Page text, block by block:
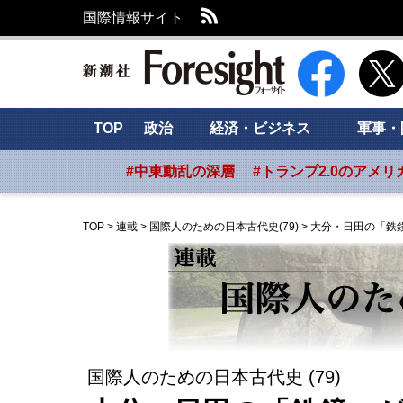
国際情報サイト
新潮社 Foresight
TOP 政治 経済・ビジネス 軍事・
#中東動乱の深層 #トランプ2.0のアメリ
TOP > 連載 > 国際人のための日本古代史(79) > 大分・日田の「鉄
国際人のための日本古代史 (79)